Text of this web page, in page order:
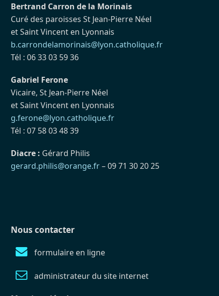
Bertrand Carron de la Morinais
Curé des paroisses St Jean-Pierre Néel
et Saint Vincent en Lyonnais
b.carrondelamorinais@lyon.catholique.fr
Tél : 06 33 03 59 36
Gabriel Ferone
Vicaire, St Jean-Pierre Néel
et Saint Vincent en Lyonnais
g.ferone@lyon.catholique.fr
Tél : 07 58 03 48 39
Diacre : Gérard Philis
gerard.philis@orange.fr– 09 71 30 20 25
Nous contacter
formulaire en ligne
administrateur du site internet